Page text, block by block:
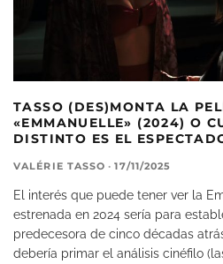
TASSO (DES)MONTA LA
«EMMANUELLE» (2024) O
DISTINTO ES EL
VALÉRIE TASSO · 17/11/2025
El interés que puede tener ver la
estrenada en 2024 sería para
predecesora de cinco décadas
debería primar el análisis cinéfilo